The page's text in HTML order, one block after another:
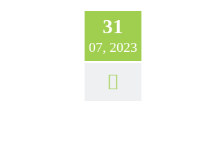
31
07, 2023